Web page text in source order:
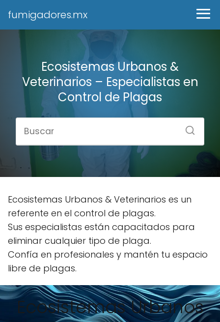
fumigadores.mx
Ecosistemas Urbanos &
Veterinarios – Especialistas en
Control de Plagas
Ecosistemas Urbanos & Veterinarios es un
referente en el control de plagas.
Sus especialistas están capacitados para
eliminar cualquier tipo de plaga.
Confía en profesionales y mantén tu espacio
libre de plagas.
Ecosistemas Urbanos